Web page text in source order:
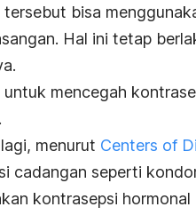
tersebut bisa
Hal ini tetap
untuk mencegah
menurut Centers of
cadangan seperti
kontrasepsi hormonal